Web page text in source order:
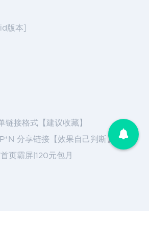
版本]
接格式【建议收藏】
分享链接【效果自己判断】
页霸屏|120元包月